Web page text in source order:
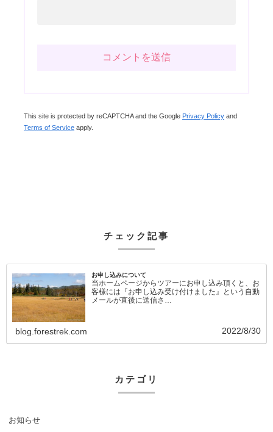
This site is protected by reCAPTCHA and the Google Privacy Policy and
Terms of Service apply.
チェック記事
お申し込みについて
当ホームページからツアーにお申し込み頂くと、お
客様には『お申し込み受け付けました』という自動
メールが直後に送信さ…
blog.forestrek.com 2022/8/30
カテゴリ
お知らせ